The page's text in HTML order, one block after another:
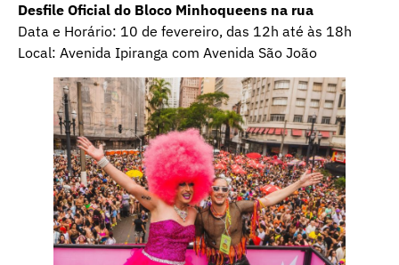
Desfile Oficial do Bloco Minhoqueens na rua
Data e Horário: 10 de fevereiro, das 12h até às 18h
Local: Avenida Ipiranga com Avenida São João